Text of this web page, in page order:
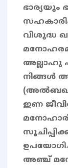
ഭാര്യയും
വിശുദ്ധ
അല്ലാഹു
നിങ്ങള്‍
(അല്‍ബഖറ:
ഇണ
അഞ്ച്